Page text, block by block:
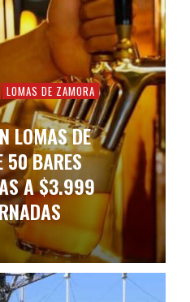
LOMAS DE ZAMORA
LOMAS DE
50 BARES
A $3.999